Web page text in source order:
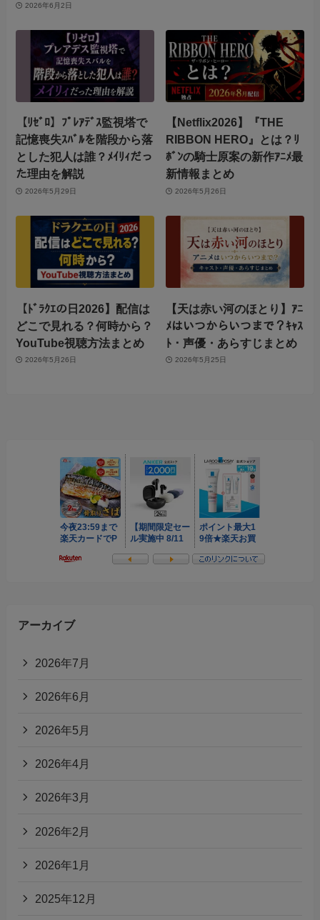
2026年6月2日
【ﾘｾﾞﾛ】ﾌﾟﾚｱﾃﾞｽ監視塔で
記憶喪失ｽﾊﾞﾙを階段から落
とした犯人は誰？ﾒｲﾘｨだっ
た理由を解説
2026年5月29日
【Netflix2026】『THE
RIBBON HERO』とは？ﾘ
ﾎﾞﾝの騎士原案の新作ｱﾆﾒ最
新情報まとめ
2026年5月26日
【ﾄﾞﾗｸｴの日2026】配信は
どこで見れる？何時から？
YouTube視聴方法まとめ
2026年5月26日
【天は赤い河のほとり】ｱﾆ
ﾒはいつからいつまで？ｷｬｽ
ﾄ・声優・あらすじまとめ
2026年5月25日
アーカイブ
2026年7月
2026年6月
2026年5月
2026年4月
2026年3月
2026年2月
2026年1月
2025年12月